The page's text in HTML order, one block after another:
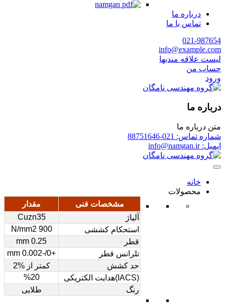
درباره ما
تماس با ما
021-987654
info@example.com
لیست علاقه مندیها
حساب من
ورود
درباره ما
متن درباره ما
شماره تماس: 021-88751646
ایمیل: info@namgan.ir
خانه
محصولات
مشخصات فنی
مقدار
آلیاژ
Cuzn35
استحکام کششی
900 N/mm2
قطر
0.25 mm
تلرانس قطر
+0/-0.002 mm
حد کشش
کمتر از %2
(IACS)هدایت الکتریکی
%20
رنگ
طلایی